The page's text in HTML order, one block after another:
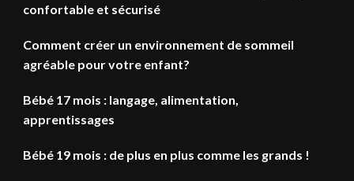
confortable et sécurisé
Comment créer un environnement de sommeil
agréable pour votre enfant?
Bébé 17 mois : langage, alimentation,
apprentissages
Bébé 19 mois : de plus en plus comme les grands !